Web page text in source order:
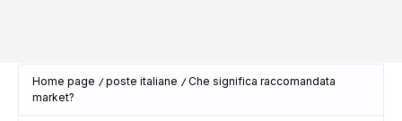
Home page poste italiane
Che significa raccomandata
market?